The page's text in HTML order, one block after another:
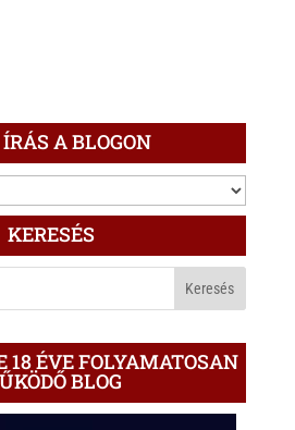
A BLOGON
KERESÉS
18 ÉVE FOLYAMATOSAN
BLOG